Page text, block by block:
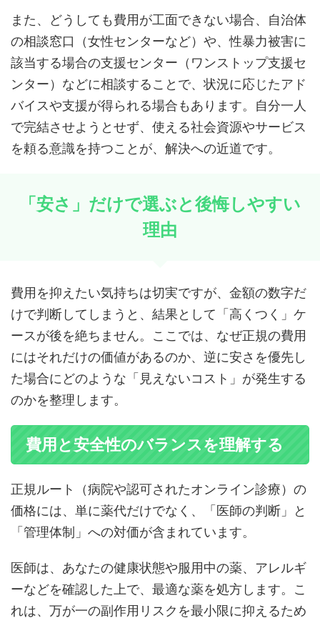
また、どうしても費用が工面できない場合、自治体
の相談窓口（女性センターなど）や、性暴力被害に
該当する場合の支援センター（ワンストップ支援セ
ンター）などに相談することで、状況に応じたアド
バイスや支援が得られる場合もあります。自分一人
で完結させようとせず、使える社会資源やサービス
を頼る意識を持つことが、解決への近道です。
「安さ」だけで選ぶと後悔しやすい
理由
費用を抑えたい気持ちは切実ですが、金額の数字だ
けで判断してしまうと、結果として「高くつく」ケ
ースが後を絶ちません。ここでは、なぜ正規の費用
にはそれだけの価値があるのか、逆に安さを優先し
た場合にどのような「見えないコスト」が発生する
のかを整理します。
費用と安全性のバランスを理解する
正規ルート（病院や認可されたオンライン診療）の
価格には、単に薬代だけでなく、「医師の判断」と
「管理体制」への対価が含まれています。
医師は、あなたの健康状態や服用中の薬、アレルギ
ーなどを確認した上で、最適な薬を処方します。こ
れは、万が一の副作用リスクを最小限に抑えるため